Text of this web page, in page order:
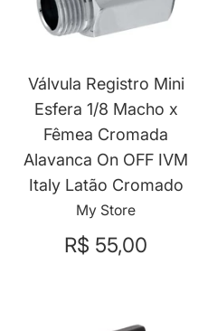
Válvula Registro Mini
Esfera 1/8 Macho x
Fêmea Cromada
Alavanca On OFF IVM
Italy Latão Cromado
My Store
R$ 55,00